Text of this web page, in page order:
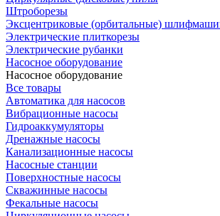
Штроборезы
Эксцентриковые (орбитальные)
Электрические плиткорезы
Электрические рубанки
Насосное оборудование
Насосное оборудование
Все товары
Автоматика для насосов
Вибрационные насосы
Гидроаккумуляторы
Дренажные насосы
Канализационные насосы
Насосные станции
Поверхностные насосы
Скважинные насосы
Фекальные насосы